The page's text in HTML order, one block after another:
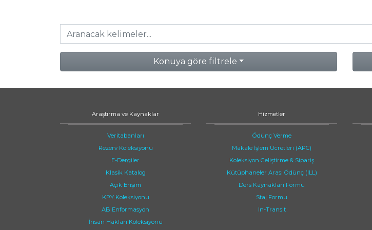
Konuya göre filtrele
Araştırma ve Kaynaklar
Veritabanları
Rezerv Koleksiyonu
E-Dergiler
Klasik Katalog
Açık Erişim
KPY Koleksiyonu
AB Enformasyon
İnsan Hakları Koleksiyonu
Hizmetler
Ödünç Verme
Makale İşlem Ücretleri (APC)
Koleksiyon Geliştirme & Sipariş
Kütüphaneler Arası Ödünç (ILL)
Ders Kaynakları Formu
Staj Formu
In-Transit